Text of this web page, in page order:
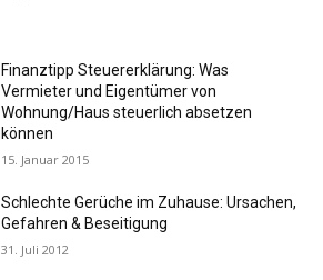
Finanztipp Steuererklärung: Was
Vermieter und Eigentümer von
Wohnung/Haus steuerlich absetzen
können
15. Januar 2015
Schlechte Gerüche im Zuhause: Ursachen,
Gefahren & Beseitigung
31. Juli 2012